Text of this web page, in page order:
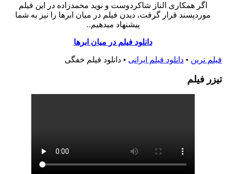
اگر همکاری الناز شاکردوست و نوید محمدزاده در این فیلم
موردپسند قرار گرفت، دیدن فیلم در میان ابرها را نیز به شما
پیشنهاد میدهیم..
دانلود فیلم در میان ابرها
فیلم ترین • دانلود فیلم ایرانی • دانلود فیلم خفگی
تيزر فيلم